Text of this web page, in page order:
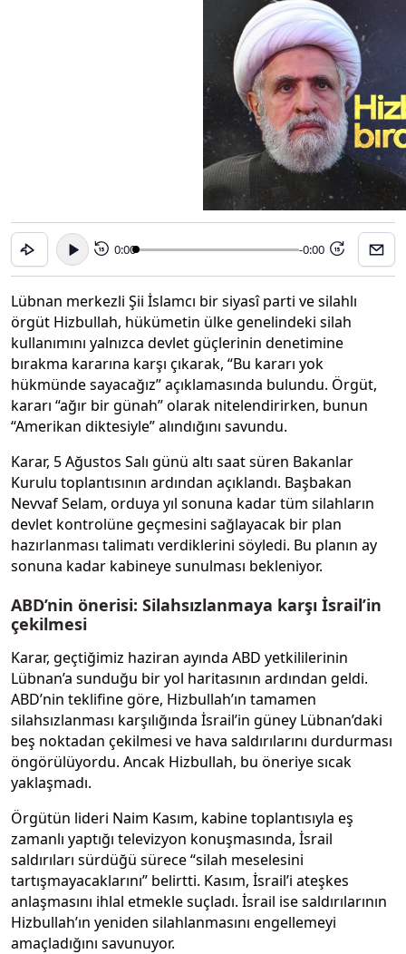
15 0:00 -0:00 15
Lübnan merkezli Şii İslamcı bir siyasî parti ve silahlı
örgüt Hizbullah, hükümetin ülke genelindeki silah
kullanımını yalnızca devlet güçlerinin denetimine
bırakma kararına karşı çıkarak, “Bu kararı yok
hükmünde sayacağız” açıklamasında bulundu. Örgüt,
kararı “ağır bir günah” olarak nitelendirirken, bunun
“Amerikan diktesiyle” alındığını savundu.
Karar, 5 Ağustos Salı günü altı saat süren Bakanlar
Kurulu toplantısının ardından açıklandı. Başbakan
Nevvaf Selam, orduya yıl sonuna kadar tüm silahların
devlet kontrolüne geçmesini sağlayacak bir plan
hazırlanması talimatı verdiklerini söyledi. Bu planın ay
sonuna kadar kabineye sunulması bekleniyor.
ABD’nin önerisi: Silahsızlanmaya karşı İsrail’in
çekilmesi
Karar, geçtiğimiz haziran ayında ABD yetkililerinin
Lübnan’a sunduğu bir yol haritasının ardından geldi.
ABD’nin teklifine göre, Hizbullah’ın tamamen
silahsızlanması karşılığında İsrail’in güney Lübnan’daki
beş noktadan çekilmesi ve hava saldırılarını durdurması
öngörülüyordu. Ancak Hizbullah, bu öneriye sıcak
yaklaşmadı.
Örgütün lideri Naim Kasım, kabine toplantısıyla eş
zamanlı yaptığı televizyon konuşmasında, İsrail
saldırıları sürdüğü sürece “silah meselesini
tartışmayacaklarını” belirtti. Kasım, İsrail’i ateşkes
anlaşmasını ihlal etmekle suçladı. İsrail ise saldırılarının
Hizbullah’ın yeniden silahlanmasını engellemeyi
amaçladığını savunuyor.